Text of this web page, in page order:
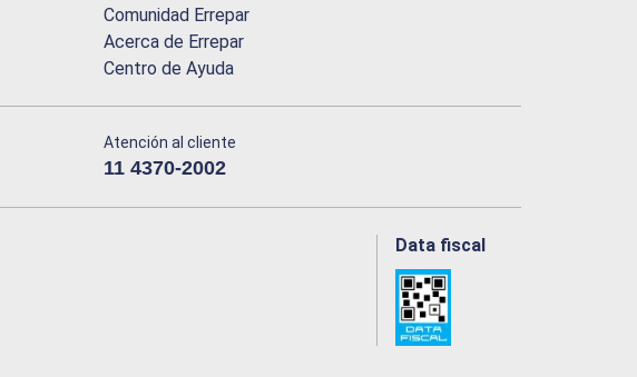
Comunidad Errepar
Acerca de Errepar
Centro de Ayuda
Atención al cliente
11 4370-2002
Data fiscal